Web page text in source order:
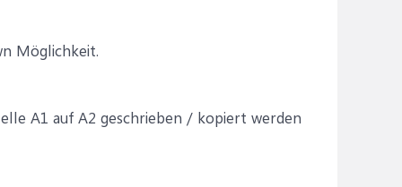
Möglichkeit.
A1 auf A2 geschrieben / kopiert werden